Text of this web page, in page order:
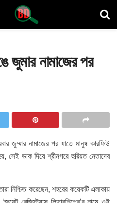
জুমার নামাজের পর
জুম্মার নামাজের পর যাতে মানুষ কারফিউ
, সেই ডাক দিয়ে শ্রীনগরে হুরিয়ত নেতাদের
নিশ্চিত করেছেন, শহরের কয়েকটি এলাকায়